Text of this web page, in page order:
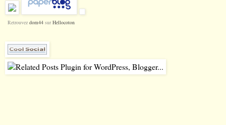
Retrouvez dom44 sur Hellocoton